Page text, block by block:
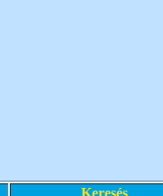
Keresés